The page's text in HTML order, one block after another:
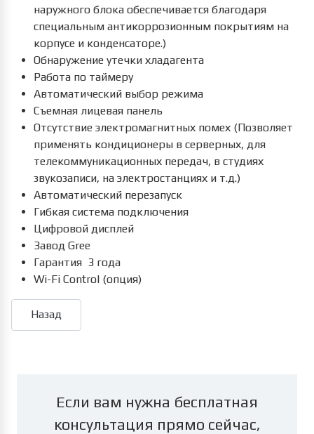
наружного блока обеспечивается благодаря
специальным антикоррозионным покрытиям на
корпусе и конденсаторе.)
Обнаружение утечки хладагента
Работа по таймеру
Автоматический выбор режима
Съемная лицевая панель
Отсутствие электромагнитных помех (Позволяет
применять кондиционеры в серверных, для
телекоммуникационных передач, в студиях
звукозаписи, на электростанциях и т.д.)
Автоматический перезапуск
Гибкая система подключения
Цифровой дисплей
Завод Gree
Гарантия 3 года
Wi-Fi Control (опция)
Если вам нужна бесплатная
консультация прямо сейчас,